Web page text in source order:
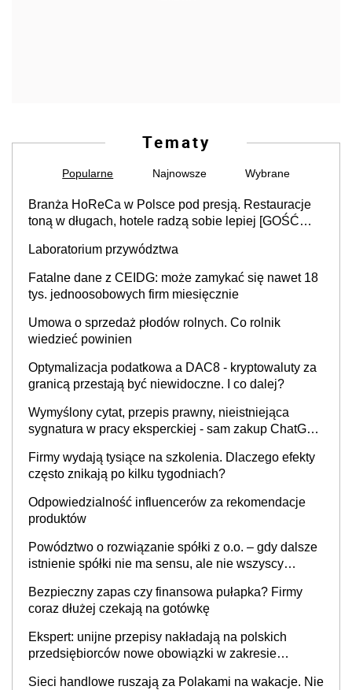
Tematy
Popularne Najnowsze Wybrane
Branża HoReCa w Polsce pod presją. Restauracje
toną w długach, hotele radzą sobie lepiej [GOŚĆ
Laboratorium przywództwa
Fatalne dane z CEIDG: może zamykać się nawet 18
tys. jednoosobowych firm miesięcznie
Umowa o sprzedaż płodów rolnych. Co rolnik
wiedzieć powinien
Optymalizacja podatkowa a DAC8 - kryptowaluty za
granicą przestają być niewidoczne. I co dalej?
Wymyślony cytat, przepis prawny, nieistniejąca
sygnatura w pracy eksperckiej - sam zakup ChatGPT
Firmy wydają tysiące na szkolenia. Dlaczego efekty
często znikają po kilku tygodniach?
Odpowiedzialność influencerów za rekomendacje
produktów
Powództwo o rozwiązanie spółki z o.o. – gdy dalsze
istnienie spółki nie ma sensu, ale nie wszyscy
Bezpieczny zapas czy finansowa pułapka? Firmy
coraz dłużej czekają na gotówkę
Ekspert: unijne przepisy nakładają na polskich
przedsiębiorców nowe obowiązki w zakresie
Sieci handlowe ruszają za Polakami na wakacje. Nie